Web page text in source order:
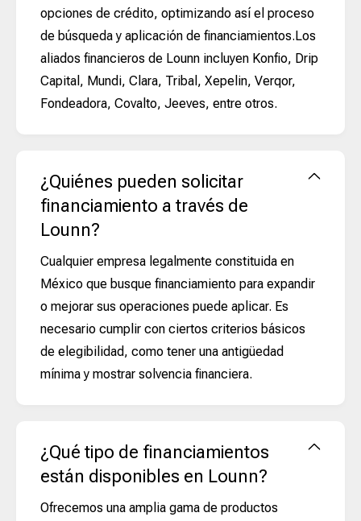
opciones de crédito, optimizando así el proceso
de búsqueda y aplicación de financiamientos.Los
aliados financieros de Lounn incluyen Konfio, Drip
Capital, Mundi, Clara, Tribal, Xepelin, Verqor,
Fondeadora, Covalto, Jeeves, entre otros.
¿Quiénes pueden solicitar
financiamiento a través de
Lounn?
Cualquier empresa legalmente constituida en
México que busque financiamiento para expandir
o mejorar sus operaciones puede aplicar. Es
necesario cumplir con ciertos criterios básicos
de elegibilidad, como tener una antigüedad
mínima y mostrar solvencia financiera.
¿Qué tipo de financiamientos
están disponibles en Lounn?
Ofrecemos una amplia gama de productos